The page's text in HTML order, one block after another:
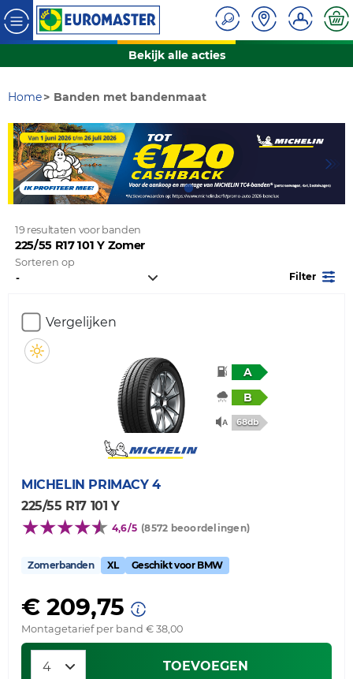
Bekijk alle acties
Home Banden met bandenmaat
19 resultaten voor banden
225/55 R17 101 Y Zomer
Sorteren op
Filter
Vergelijken
A
B
68db
MICHELIN PRIMACY 4
225/55 R17 101 Y
4,6/5 (8572 beoordelingen)
Zomerbanden XL Geschikt voor BMW
€ 209,75
Montagetarief per band € 38,00
TOEVOEGEN